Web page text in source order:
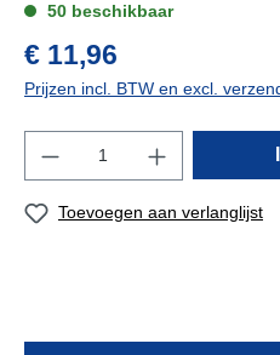
50 beschikbaar
€ 11,96
Prijzen incl. BTW en excl.
Toevoegen aan verlanglijst